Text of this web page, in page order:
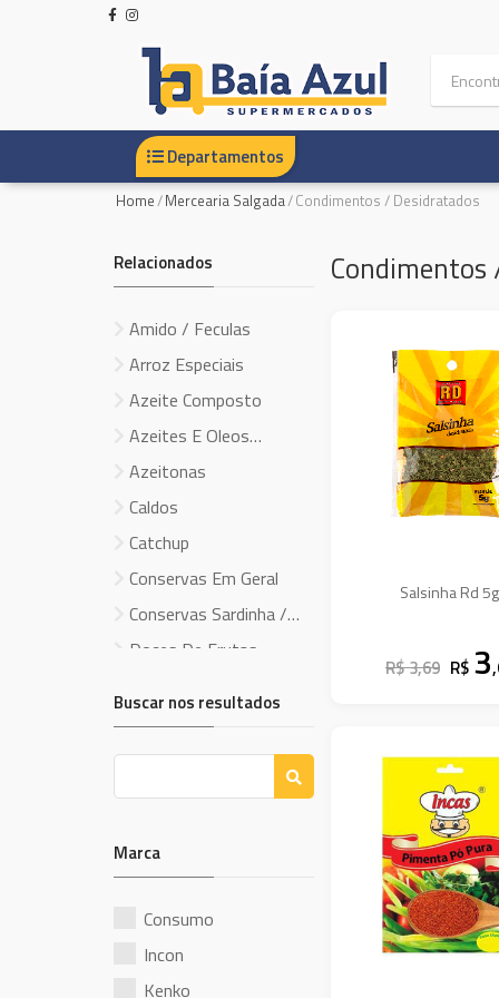
Departamentos
Home/Mercearia Salgada/Condimentos / Desidratados
Salsinha Rd 5g
R$ 3,69 R$ 3
Relacionados
Amido / Feculas
Arroz Especiais
Azeite Composto
Especiais
Azeitonas
Caldos
Catchup
Conservas Em Geral
Atum
Doces De Frutas
Etc.Ervilha Conserva
Extrato De Tomate
Extrato De Tomate Ate
Farinha De Mandioca
Conserva
Macarrao C/Ovos
Buscar nos resultados
Marca
Consumo
Incon
Kenko